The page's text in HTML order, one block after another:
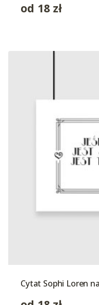
od 18 zł
Cytat Sophi Loren